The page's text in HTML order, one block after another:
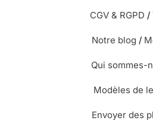
CGV & RGPD /
Notre blog /
Qui sommes-
Modèles de
Envoyer des